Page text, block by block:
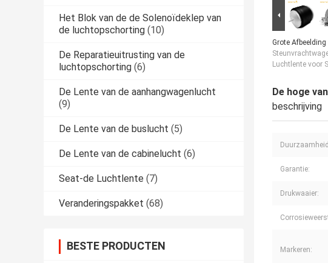
Het Blok van de de Solenoïdeklep van
de luchtopschorting (10)
De Reparatieuitrusting van de
luchtopschorting (6)
De Lente van de aanhangwagenlucht
(9)
De Lente van de buslucht (5)
De Lente van de cabinelucht (6)
Seat-de Luchtlente (7)
Veranderingspakket (68)
BESTE PRODUCTEN
Grote Afbeelding
Luchtlente voor
De hoge
beschrijving
Garantie:
Drukwaaier:
Markeren: